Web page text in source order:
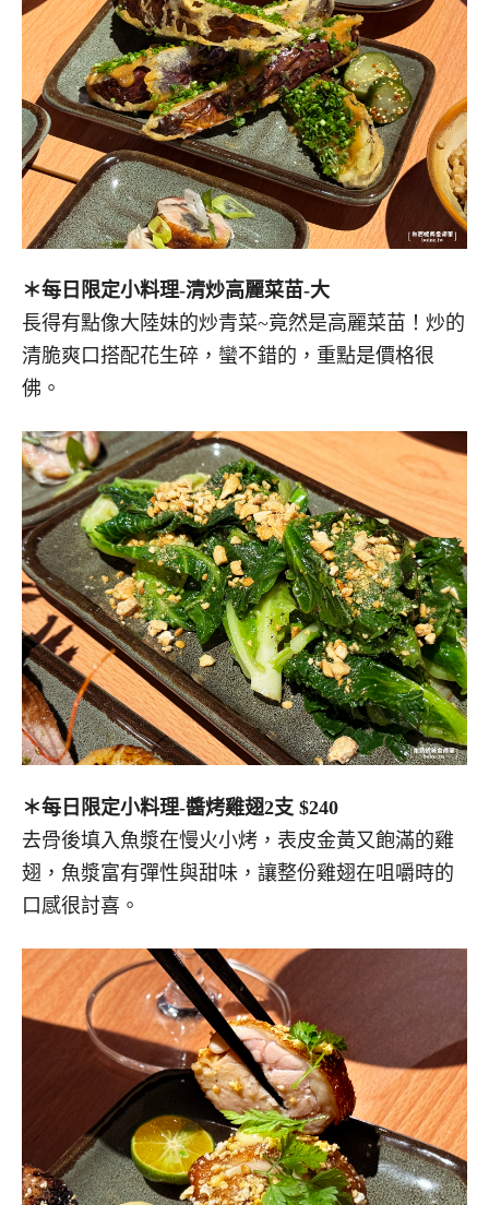
＊每日限定小料理-清炒高麗菜苗-大
長得有點像大陸妹的炒青菜~竟然是高麗菜苗！炒的
清脆爽口搭配花生碎，蠻不錯的，重點是價格很
佛。
＊每日限定小料理-醬烤雞翅2支 $240
去骨後填入魚漿在慢火小烤，表皮金黃又飽滿的雞
翅，魚漿富有彈性與甜味，讓整份雞翅在咀嚼時的
口感很討喜。